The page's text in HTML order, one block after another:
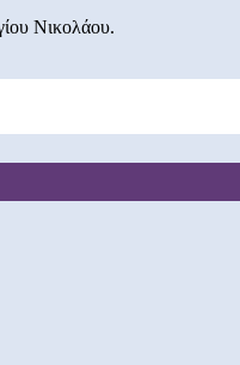
Νικολάου.